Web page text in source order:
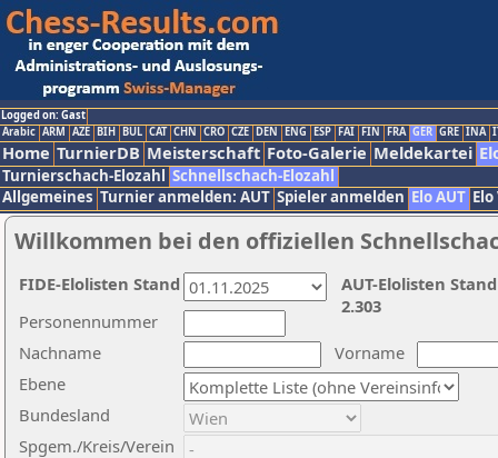
Logged on: Gast
Arabic ARM AZE BIH BUL CAT CHN CRO CZE DEN ENG ESP FAI FIN FRA GER GRE INA
Home TurnierDB Meisterschaft Foto-Galerie Meldekartei
Turnierschach-Elozahl Schnellschach-Elozahl
Allgemeines Turnier anmelden: AUT Spieler anmelden Elo AUT
Willkommen bei den offiziellen
Nachname
Vorname
Ebene
Personennummer
Bundesland
Spgem./Kreis/Verein
AUT-Elolisten
2.303
FIDE-Elolisten Stand